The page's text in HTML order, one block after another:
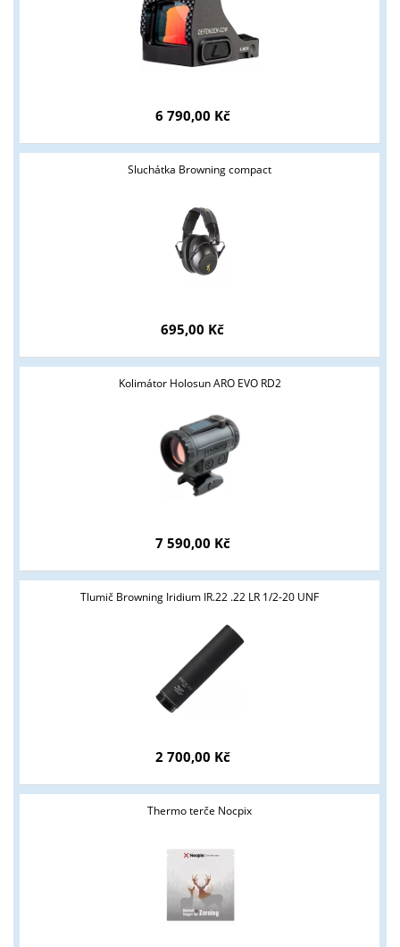
6 790,00 Kč
Sluchátka Browning compact
695,00 Kč
Kolimátor Holosun ARO EVO RD2
7 590,00 Kč
Tlumič Browning Iridium IR.22 .22 LR 1/2-20 UNF
2 700,00 Kč
Thermo terče Nocpix
Tyto stránky jsou určeny pouze odborné veřejnosti od 18 let a
podmínky?
ANO NE